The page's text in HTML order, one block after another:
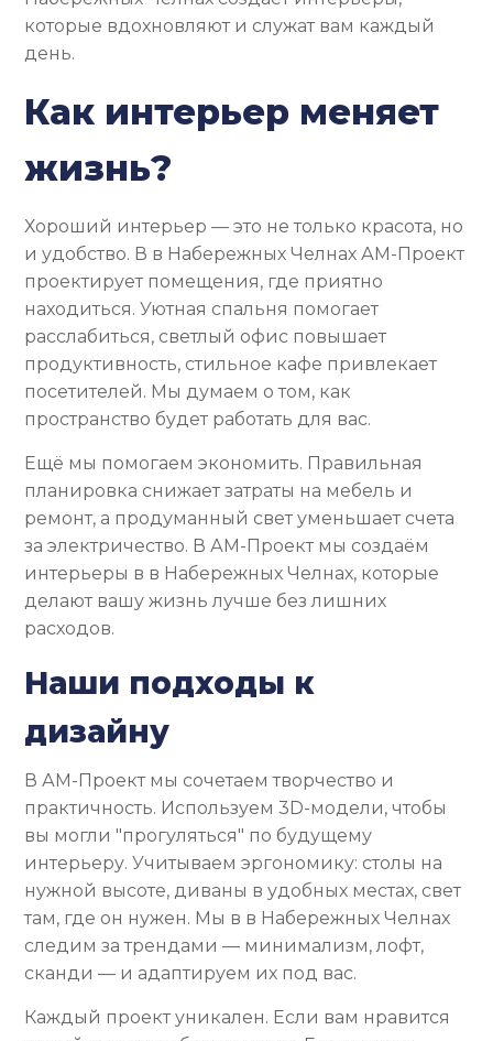
которые вдохновляют и служат вам каждый
день.
Как интерьер меняет
жизнь?
Хороший интерьер — это не только красота, но
и удобство. В в Набережных Челнах АМ-Проект
проектирует помещения, где приятно
находиться. Уютная спальня помогает
расслабиться, светлый офис повышает
продуктивность, стильное кафе привлекает
посетителей. Мы думаем о том, как
пространство будет работать для вас.
Ещё мы помогаем экономить. Правильная
планировка снижает затраты на мебель и
ремонт, а продуманный свет уменьшает счета
за электричество. В АМ-Проект мы создаём
интерьеры в в Набережных Челнах, которые
делают вашу жизнь лучше без лишних
расходов.
Наши подходы к
дизайну
В АМ-Проект мы сочетаем творчество и
практичность. Используем 3D-модели, чтобы
вы могли "прогуляться" по будущему
интерьеру. Учитываем эргономику: столы на
нужной высоте, диваны в удобных местах, свет
там, где он нужен. Мы в в Набережных Челнах
следим за трендами — минимализм, лофт,
сканди — и адаптируем их под вас.
Каждый проект уникален. Если вам нравится